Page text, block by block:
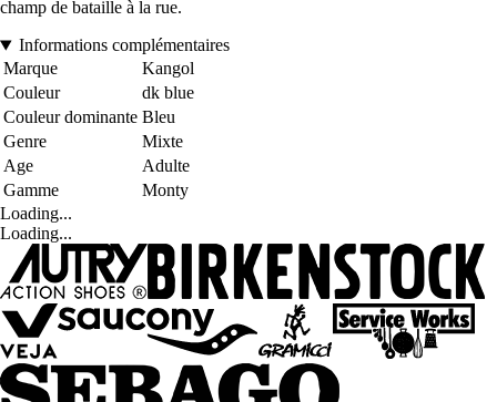
champ de bataille à la rue.
Informations complémentaires
Marque
Kangol
Couleur
dk blue
Couleur dominante Bleu
Genre
Mixte
Age
Adulte
Gamme
Monty
Loading...
Loading...